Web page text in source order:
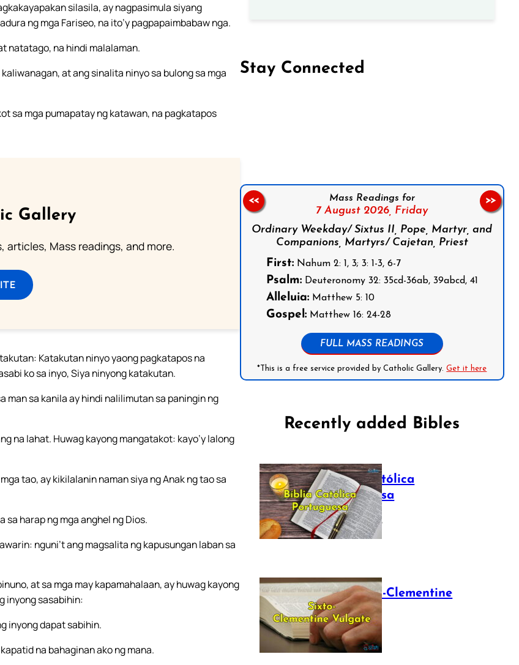
silasila, ay nagpasimula siyang
ng mga Fariseo, na ito’y pagpapaimbabaw nga.
natatago, na hindi malalaman.
at ang sinalita ninyo sa bulong sa mga
sa mga pumapatay ng katawan, na pagkatapos
Gallery
articles, Mass readings, and more.
Katakutan ninyo yaong pagkatapos na
ko sa inyo, Siya ninyong katakutan.
man sa kanila ay hindi nalilimutan sa paningin ng
na lahat. Huwag kayong mangatakot: kayo’y lalong
tao, ay kikilalanin naman siya ng Anak ng tao sa
sa harap ng mga anghel ng Dios.
nguni’t ang magsalita ng kapusungan laban sa
at sa mga may kapamahalaan, ay huwag kayong
inyong sasabihin:
inyong dapat sabihin.
na bahaginan ako ng mana.
Stay Connected
Mass Readings for
7 August 2026, Friday
Ordinary Weekday/ Sixtus II, Pope, Martyr, and
Companions, Martyrs/ Cajetan, Priest
First:Nahum 2: 1, 3; 3: 1-3, 6-7
Psalm:Deuteronomy 32: 35cd-36ab, 39abcd, 41
Alleluia:Matthew 5: 10
Gospel:Matthew 16: 24-28
FULL MASS READINGS
*This is a free service provided by Catholic Gallery.Get it here
<< >>
Recently added Bibles
Bíblia Católica
Portuguesa
July 16, 2025
The Sixto-Clementine
Vulgate
July 12, 2025